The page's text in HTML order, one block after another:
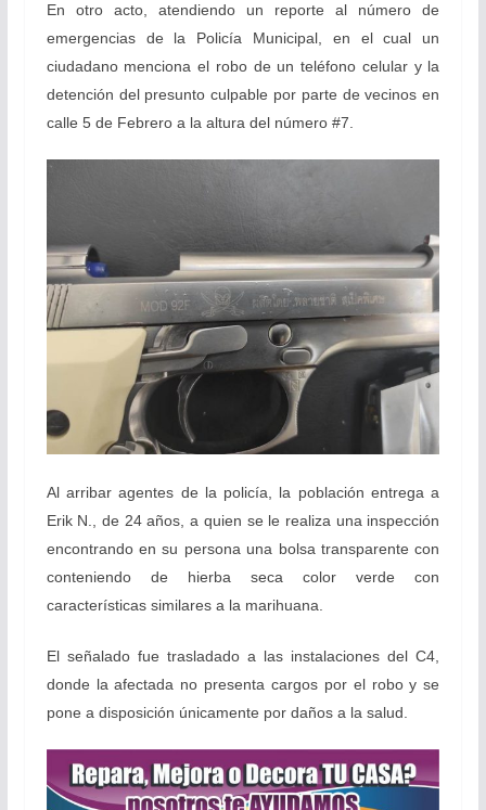
En otro acto, atendiendo un reporte al número de
emergencias de la Policía Municipal, en el cual un
ciudadano menciona el robo de un teléfono celular y la
detención del presunto culpable por parte de vecinos en
calle 5 de Febrero a la altura del número #7.
Al arribar agentes de la policía, la población entrega a
Erik N., de 24 años, a quien se le realiza una inspección
encontrando en su persona una bolsa transparente con
conteniendo de hierba seca color verde con
características similares a la marihuana.
El señalado fue trasladado a las instalaciones del C4,
donde la afectada no presenta cargos por el robo y se
pone a disposición únicamente por daños a la salud.